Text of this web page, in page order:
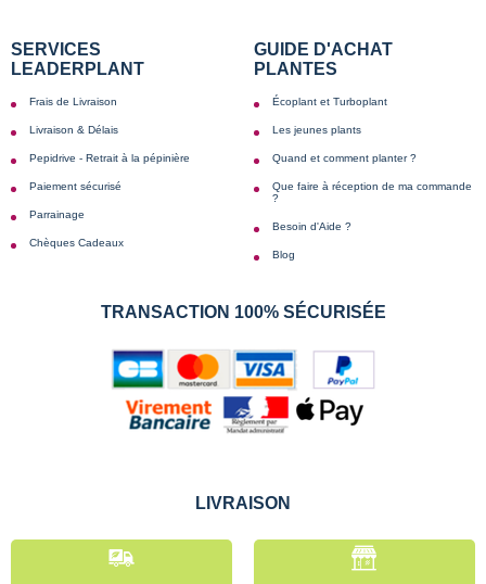
SERVICES
LEADERPLANT
Frais de Livraison
Livraison & Délais
Pepidrive - Retrait à la pépinière
Paiement sécurisé
Parrainage
Chèques Cadeaux
GUIDE D'ACHAT
PLANTES
Écoplant et Turboplant
Les jeunes plants
Quand et comment planter ?
Que faire à réception de ma commande
?
Besoin d'Aide ?
Blog
TRANSACTION 100% SÉCURISÉE
LIVRAISON